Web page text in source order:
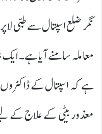
نگر ضلع اسپتال سے طبی
معاملہ سامنے آیا ہے۔ ایک
معذور بیٹی کے علاج کے